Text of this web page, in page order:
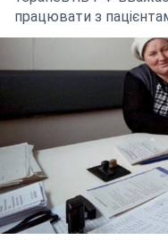
працювати з